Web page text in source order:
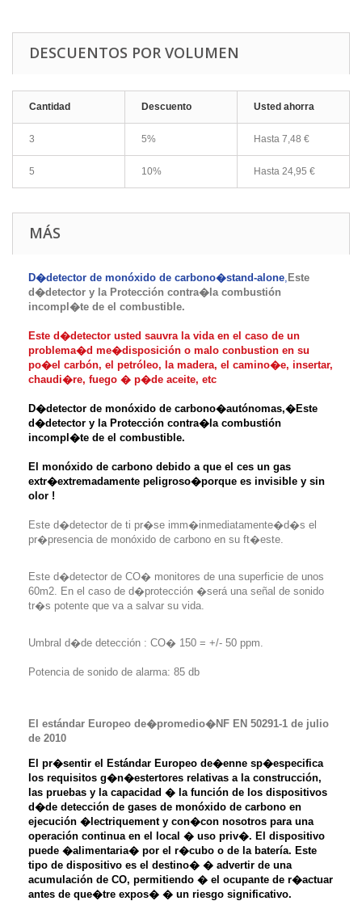
DESCUENTOS POR VOLUMEN
Cantidad Descuento Usted ahorra
3 5% Hasta 7,48 €
5 10% Hasta 24,95 €
MÁS
D�detector de monóxido de carbono�stand-alone, Este
d�detector y la Protección contra� la combustión
incompl�te de el combustible.
Este d�detector usted sauvra la vida en el caso de un
problema�d me�disposición o malo conbustion en su
po�el carbón, el petróleo, la madera, el camino�e, insertar,
chaudi�re, fuego � p�de aceite, etc
D�detector de monóxido de carbono�autónomas,�Este
d�detector y la Protección contra� la combustión
incompl�te de el combustible.
El monóxido de carbono debido a que el ces un gas
extr�extremadamente peligroso�porque es invisible y sin
olor !
Este d�detector de ti pr�se imm�inmediatamente�d�s el
pr�presencia de monóxido de carbono en su ft�este.
Este d�detector de CO� monitores de una superficie de unos
60m2. En el caso de d�protección �será una señal de sonido
tr�s potente que va a salvar su vida.
Umbral d�de detección : CO� 150 = +/- 50 ppm.
Potencia de sonido de alarma: 85 db
El estándar Europeo de�promedio�NF EN 50291-1 de julio
de 2010
El pr�sentir el Estándar Europeo de�enne sp�especifica
los requisitos g�n�estertores relativas a la construcción,
las pruebas y la capacidad � la función de los dispositivos
d�de detección de gases de monóxido de carbono en
ejecución �lectriquement y con�con nosotros para una
operación continua en el local � uso priv�. El dispositivo
puede �alimentaria� por el r�cubo o de la batería. Este
tipo de dispositivo es el destino� � advertir de una
acumulación de CO, permitiendo � el ocupante de r�actuar
antes de que�tre expos� � un riesgo significativo.